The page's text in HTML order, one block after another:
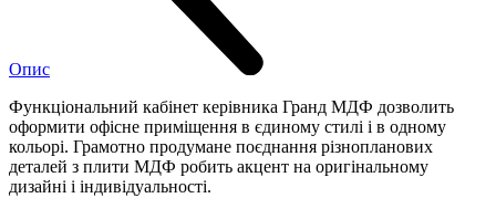
Опис
Функціональний кабінет керівника Гранд МДФ дозволить
оформити офісне приміщення в єдиному стилі і в одному
кольорі. Грамотно продумане поєднання різнопланових
деталей з плити МДФ робить акцент на оригінальному
дизайні і індивідуальності.